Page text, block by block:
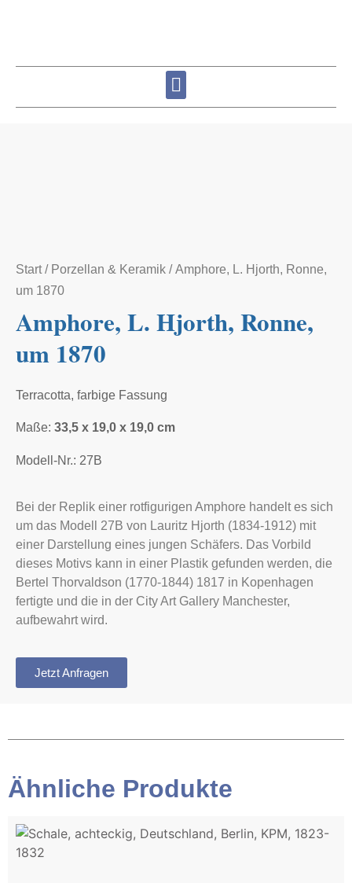
Start/ Porzellan & Keramik / Amphore, L. Hjorth, Ronne,
um 1870
Amphore, L. Hjorth, Ronne,
um 1870
Terracotta, farbige Fassung
Maße: 33,5 x 19,0 x 19,0 cm
Modell-Nr.: 27B
Bei der Replik einer rotfigurigen Amphore handelt es sich
um das Modell 27B von Lauritz Hjorth (1834-1912) mit
einer Darstellung eines jungen Schäfers. Das Vorbild
dieses Motivs kann in einer Plastik gefunden werden, die
Bertel Thorvaldson (1770-1844) 1817 in Kopenhagen
fertigte und die in der City Art Gallery Manchester,
aufbewahrt wird.
Jetzt Anfragen
Ähnliche Produkte